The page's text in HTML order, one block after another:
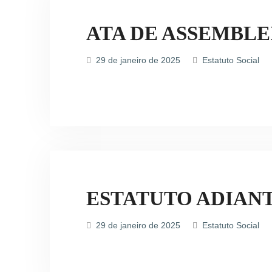
ATA DE
29 de janeiro de 2025 Estatuto Social
ESTATUTO
29 de janeiro de 2025 Estatuto Social